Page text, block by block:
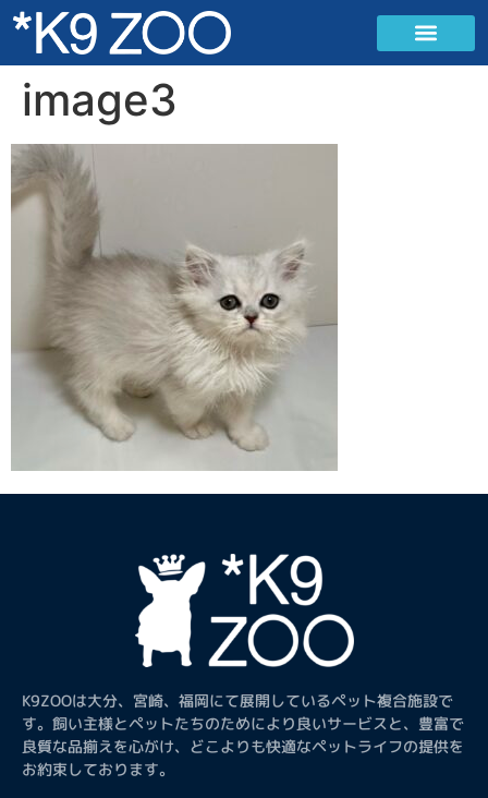
image3
K9ZOOは大分、宮崎、福岡にて展開しているペット複合施設で
す。飼い主様とペットたちのためにより良いサービスと、豊富で
良質な品揃えを心がけ、どこよりも快適なペットライフの提供を
お約束しております。